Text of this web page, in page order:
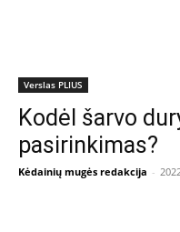
Verslas PLIUS
Kodėl šarvo
pasirinkimas?
Kėdainių mugės redakcija -